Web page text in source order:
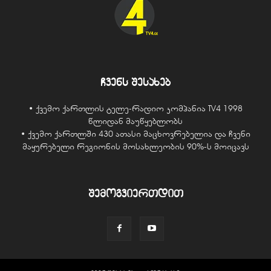
ჩვენს შესახებ
• ქვემო ქართლის ტელე-რადიო კომპანია TV4 1998
წლიდან მაუწყებლობს
• ქვემო ქართლში 430 ათასი მაცხოვრებელია და ჩვენი
მაყურებელი რეგიონის მოსახლეობის 90%-ს მოიცავს
შემოგვიერთდით